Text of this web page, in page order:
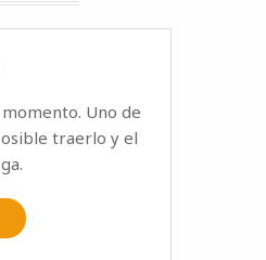
Uno de
traerlo y el